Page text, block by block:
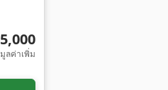
ลค่าเพิ่ม